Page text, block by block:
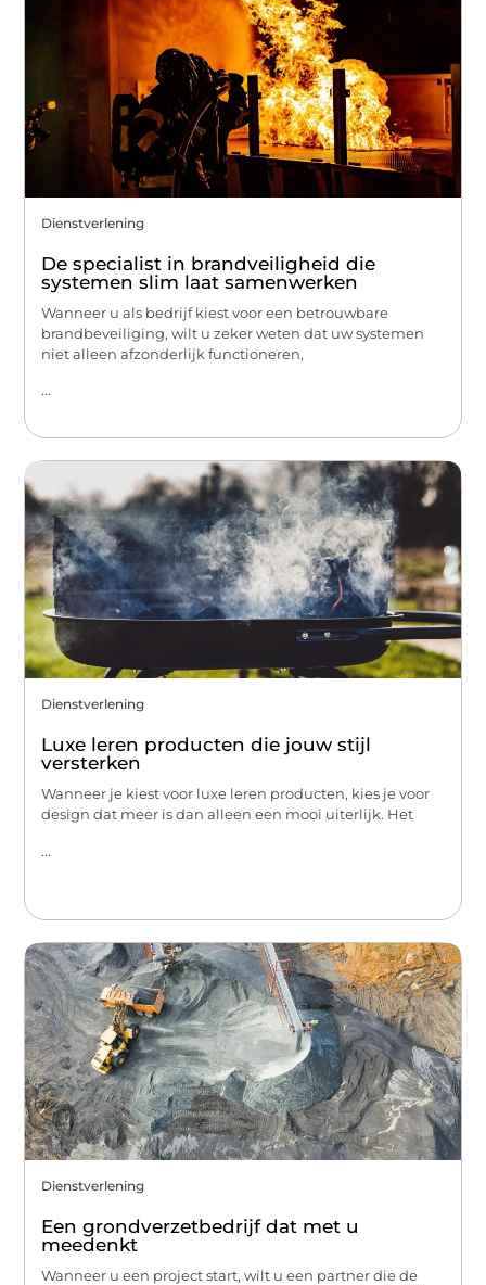
Dienstverlening
De specialist in brandveiligheid die
systemen slim laat samenwerken
Wanneer u als bedrijf kiest voor een betrouwbare
brandbeveiliging, wilt u zeker weten dat uw systemen
niet alleen afzonderlijk functioneren,
...
Dienstverlening
Luxe leren producten die jouw stijl
versterken
Wanneer je kiest voor luxe leren producten, kies je voor
design dat meer is dan alleen een mooi uiterlijk. Het
...
Dienstverlening
Een grondverzetbedrijf dat met u
meedenkt
Wanneer u een project start, wilt u een partner die de